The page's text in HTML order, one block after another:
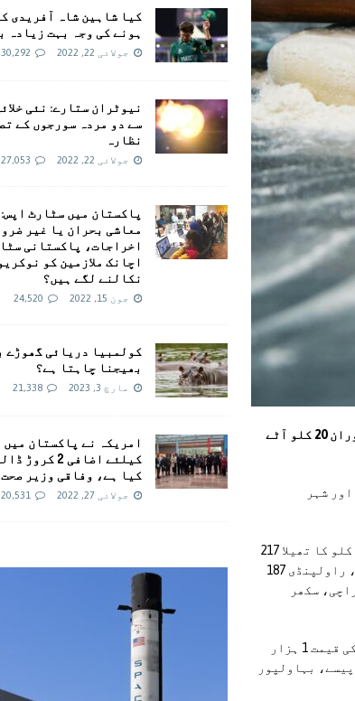
اسلام آ باد: ملک میں آٹے کی قیمتوں میں اضافہ دیکھنے میں آیا ہے۔حالیہ ایک ہفتے کے دوران 20 کلو آٹے
شہر
وفاقی ادارہ شماریات کی دستاویز کے مطابق حالیہ ایک ہفتے میں سیالکوٹ میں آٹے کا 20 کلو کا تھیلا 217
تک مہنگا ہوا، لاہور، گوجرانوالہ، ملتان، بنوں 200 روپے، بہاولپور 193 روپے. 34 پیسے، راولپنڈی 187
173 روپے 33 پیسے، سرگودھا 173 روپے، سکھر 160، کوئٹہ 130، کراچی، سکھر
ادارہ شماریات کی دستاویز کے مطابق اضافے کے بعد راولپنڈی. میں آٹے کے 20 کلو تھیلے کی قیمت 1 ہزار
786 روپے 67 پیسے، کوئٹہ 1690، حیدر آباد 1680، سیالکوٹ میں 1667، ملتان 1666 روپے. 66 پیسے، بہاولپور
کیا شاہین شاہ آفریدی
ہونے کی وجہ بہت زیادہ
جولائی 22, 2022 30,292
نیوٹران ستارے: نئی
سے دو مردہ سورجوں کے
نظارہ
جولائی 22, 2022 27,053
پاکستان میں سٹارٹ
معاشی بحران یا غیر
اخراجات، پاکستانی
اچانک ملازمین کو
نکالنے لگے ہیں؟
جون 15, 2022 24,520
کولمبیا دریائی گھوڑے
بھیجنا چاہتا ہے؟
مارچ 3, 2023 21,338
امريکہ نے پاکستان
کیلئے اضافی 2
کیا ہے، وفاقی وزیر صحت
جولائی 27, 2022 20,531